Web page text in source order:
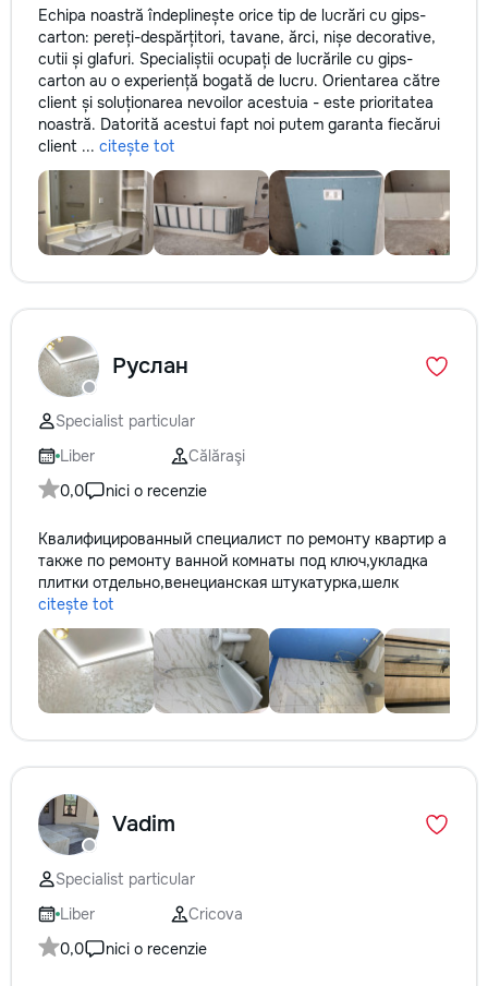
Echipa noastră îndeplinește orice tip de lucrări cu gips-
carton: pereți-despărțitori, tavane, ărci, nișe decorative,
cutii și glafuri. Specialiștii ocupați de lucrările cu gips-
carton au o experiență bogată de lucru. Orientarea către
client și soluționarea nevoilor acestuia - este prioritatea
noastră. Datorită acestui fapt noi putem garanta fiecărui
client ... citește tot
Руслан
Specialist particular
Liber
Călăraşi
0,0
nici o recenzie
Квалифицированный специалист по ремонту квартир а
также по ремонту ванной комнаты под ключ,укладка
плитки отдельно,венецианская штукатурка,шелк
citește tot
Vadim
Specialist particular
Liber
Cricova
0,0
nici o recenzie